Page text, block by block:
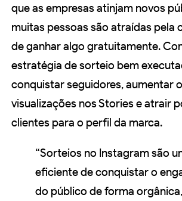
que as empresas atinjam novos
muitas pessoas são atraídas pela
de ganhar algo gratuitamente.
estratégia de sorteio bem
conquistar seguidores, aumentar
visualizações nos Stories e atrair
clientes para o perfil da marca.
“Sorteios no Instagram são
eficiente de conquistar o
do público de forma